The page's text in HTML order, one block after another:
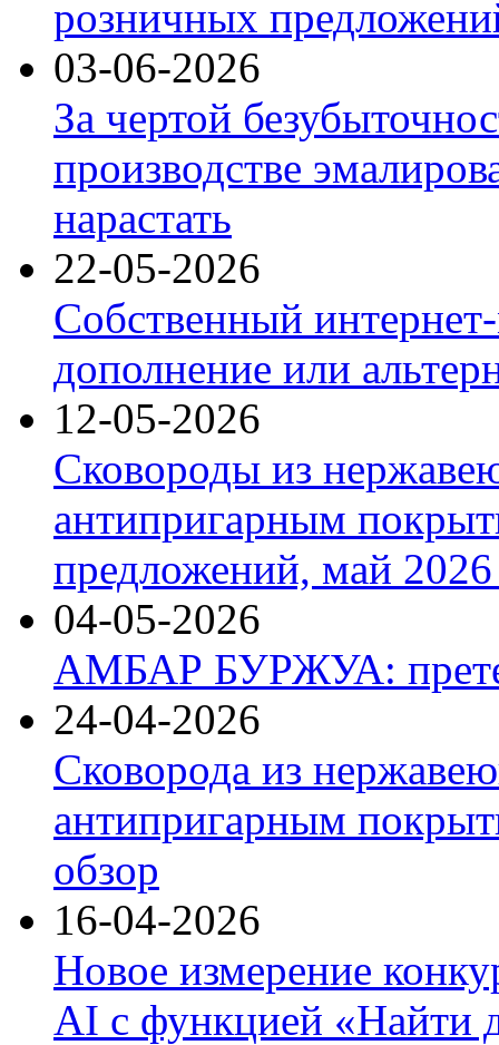
розничных
03-06-2026
За чертой
производстве
нарастать
22-05-2026
Собственный
дополнение или
12-05-2026
Сковороды из
антипригарным
предложений, май 2026
04-05-2026
АМБАР БУРЖУА:
24-04-2026
Сковорода из
антипригарным
обзор
16-04-2026
Новое измерение
AI с функцией «Найти